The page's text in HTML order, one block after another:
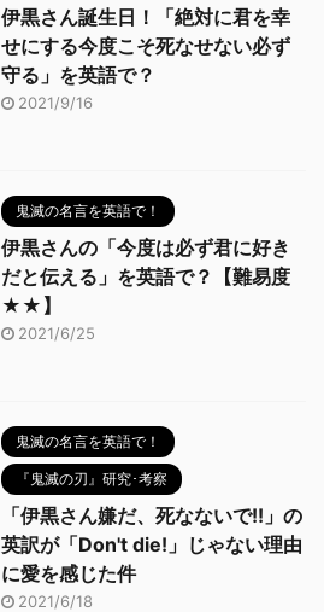
伊黒さん誕生日！「絶対に君を幸
せにする今度こそ死なせない必ず
守る」を英語で？
2021/9/16
鬼滅の名言を英語で！
伊黒さんの「今度は必ず君に好き
だと伝える」を英語で？【難易度
★★】
2021/6/25
鬼滅の名言を英語で！
『鬼滅の刃』研究･考察
「伊黒さん嫌だ、死なないで!!」の
英訳が「Don't die!」じゃない理由
に愛を感じた件
2021/6/18